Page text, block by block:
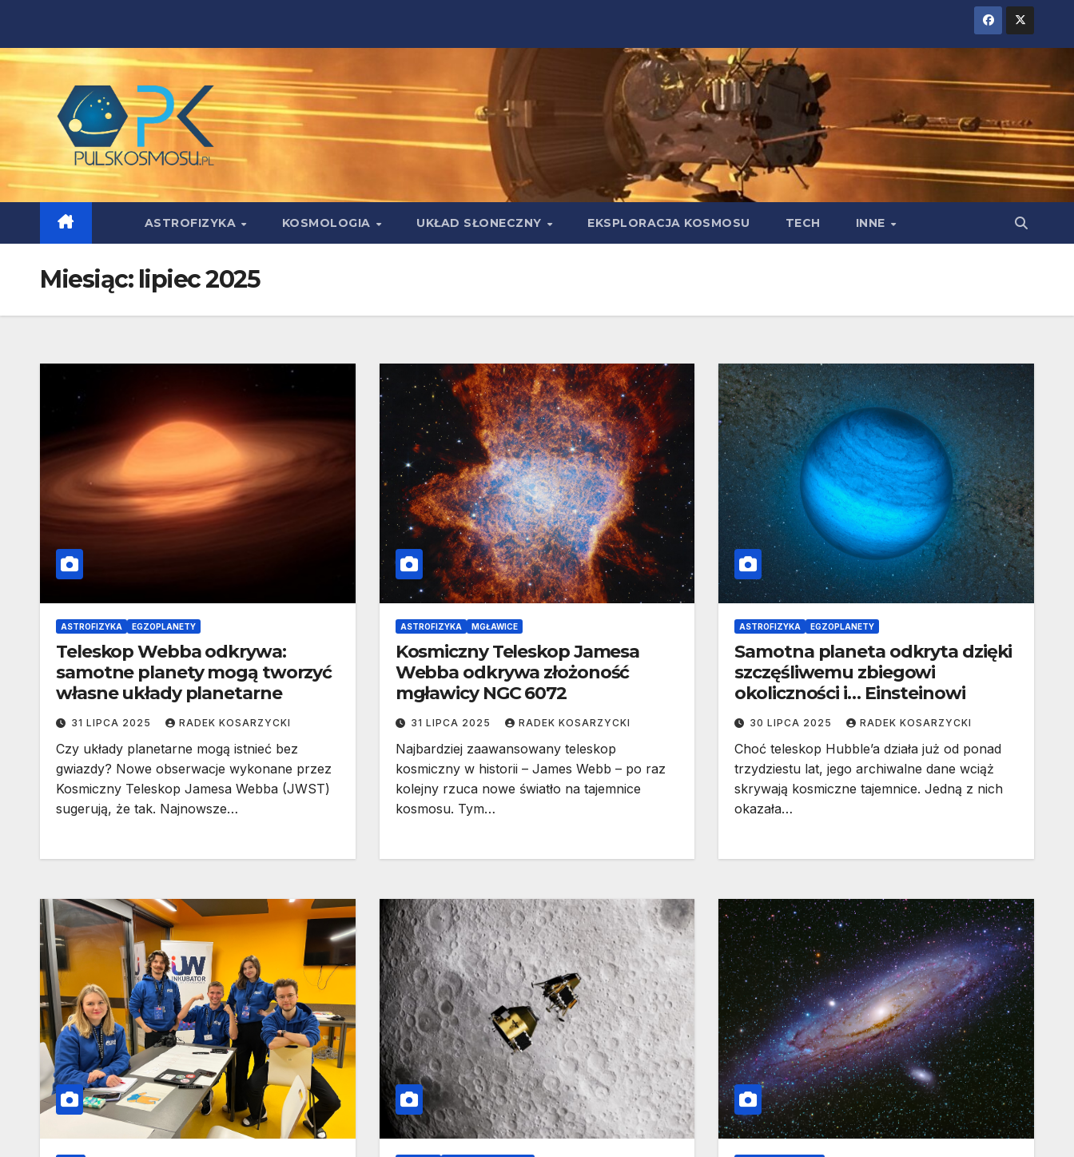
content
ASTROFIZYKA KOSMOLOGIA UKŁAD SŁONECZNY EKSPLORACJA KOSMOSU TECH INNE
Miesiąc: lipiec 2025
ASTROFIZYKA EGZOPLANETY
Teleskop Webba odkrywa:
samotne planety mogą tworzyć
własne układy planetarne
31 LIPCA 2025 RADEK KOSARZYCKI
Czy układy planetarne mogą istnieć bez
gwiazdy? Nowe obserwacje wykonane przez
Kosmiczny Teleskop Jamesa Webba (JWST)
sugerują, że tak. Najnowsze…
ASTROFIZYKA MGŁAWICE
Kosmiczny Teleskop Jamesa
Webba odkrywa złożoność
mgławicy NGC 6072
31 LIPCA 2025 RADEK KOSARZYCKI
Najbardziej zaawansowany teleskop
kosmiczny w historii – James Webb – po raz
kolejny rzuca nowe światło na tajemnice
kosmosu. Tym…
ASTROFIZYKA EGZOPLANETY
Samotna planeta odkryta dzięki
szczęśliwemu zbiegowi
okoliczności i… Einsteinowi
30 LIPCA 2025 RADEK KOSARZYCKI
Choć teleskop Hubble’a działa już od ponad
trzydziestu lat, jego archiwalne dane wciąż
skrywają kosmiczne tajemnice. Jedną z nich
okazała…